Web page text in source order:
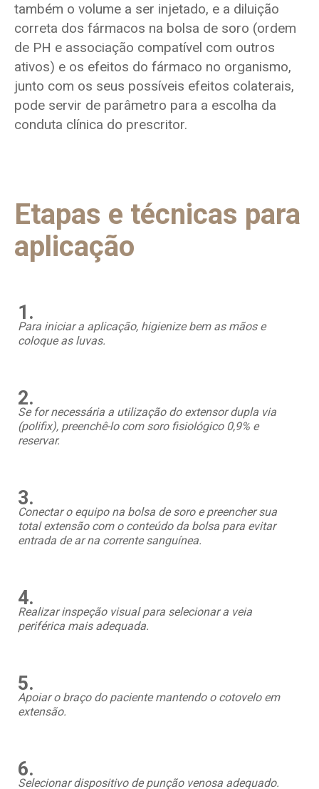
também o volume a ser injetado, e a diluição
correta dos fármacos na bolsa de soro (ordem
de PH e associação compatível com outros
ativos) e os efeitos do fármaco no organismo,
junto com os seus possíveis efeitos colaterais,
pode servir de parâmetro para a escolha da
conduta clínica do prescritor.
Etapas e técnicas para
aplicação
1.
Para iniciar a aplicação, higienize bem as mãos e
coloque as luvas.
2.
Se for necessária a utilização do extensor dupla via
(polifix), preenchê-lo com soro fisiológico 0,9% e
reservar.
3.
Conectar o equipo na bolsa de soro e preencher sua
total extensão com o conteúdo da bolsa para evitar
entrada de ar na corrente sanguínea.
4.
Realizar inspeção visual para selecionar a veia
periférica mais adequada.
5.
Apoiar o braço do paciente mantendo o cotovelo em
extensão.
6.
Selecionar dispositivo de punção venosa adequado.